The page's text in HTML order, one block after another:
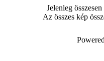
Jelenleg
Az összes kép